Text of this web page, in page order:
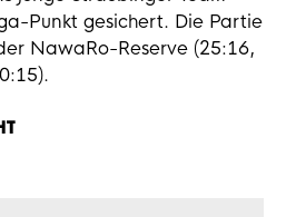
Punkt gesichert. Die Partie
NawaRo-Reserve (25:16,